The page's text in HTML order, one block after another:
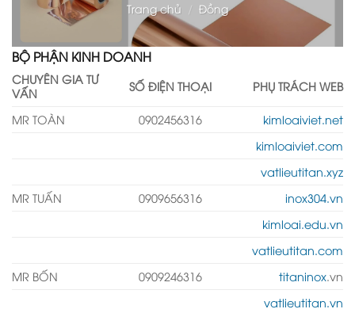
Trang chủ / Đồng
BỘ PHẬN KINH DOANH
CHUYÊN GIA TƯ
VẤN
SỐ ĐIỆN THOẠI PHỤ TRÁCH WEB
MR TOÀN 0902456316
kimloaiviet.net
kimloaiviet.com
vatlieutitan.xyz
MR TUẤN
0909656316
inox304.vn
kimloai.edu.vn
vatlieutitan.com
MR BỐN
0909246316 titaninox.vn
vatlieutitan.vn